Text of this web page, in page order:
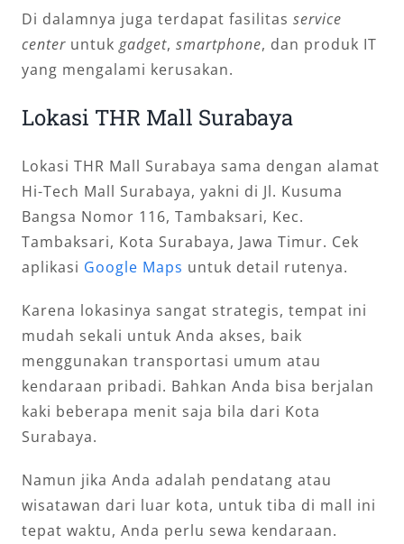
Di dalamnya juga terdapat fasilitas service
centeruntuk gadget, smartphone, dan produk IT
yang mengalami kerusakan.
Lokasi THR Mall Surabaya
Lokasi THR Mall Surabaya sama dengan alamat
Hi-Tech Mall Surabaya, yakni di Jl. Kusuma
Bangsa Nomor 116, Tambaksari, Kec.
Tambaksari, Kota Surabaya, Jawa Timur. Cek
aplikasi Google Maps untuk detail rutenya.
Karena lokasinya sangat strategis, tempat ini
mudah sekali untuk Anda akses, baik
menggunakan transportasi umum atau
kendaraan pribadi. Bahkan Anda bisa berjalan
kaki beberapa menit saja bila dari Kota
Surabaya.
Namun jika Anda adalah pendatang atau
wisatawan dari luar kota, untuk tiba di mall ini
tepat waktu, Anda perlu sewa kendaraan.